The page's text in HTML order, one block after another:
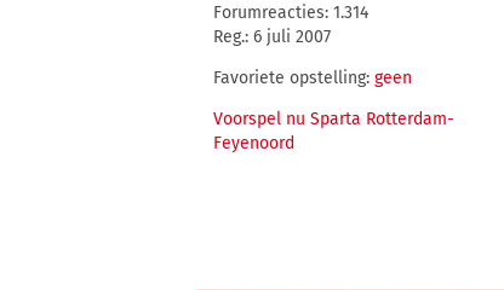
Forumreacties: 1.314
Reg.: 6 juli 2007
Favoriete opstelling: geen
Voorspel nu Sparta Rotterdam-
Feyenoord